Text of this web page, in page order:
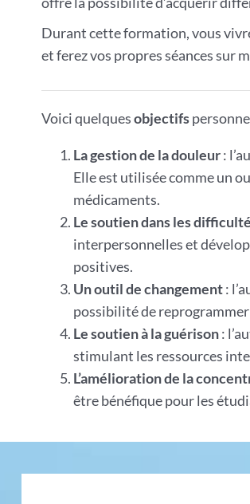
Durant cette formation, vous
et ferez vos propres séances sur
Voici quelquesobjectifs
La gestion de la douleur:
Elle est utilisée comme un
médicaments.
Le soutien dans les
interpersonnelles et
positives.
Un outil de changement:
possibilité de
Le soutien à la guérison:
stimulant les ressources
L’amélioration de la
être bénéfique pour les